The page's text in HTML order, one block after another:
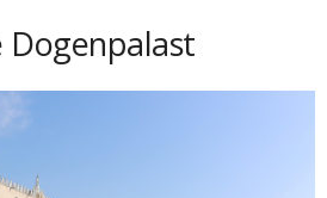
Dogenpalast